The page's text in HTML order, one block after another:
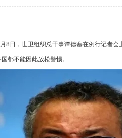
8日，世卫组织总干事谭德塞在例行记者
都不能因此放松警惕。